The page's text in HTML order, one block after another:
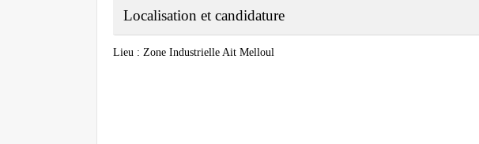
Localisation et candidature
Lieu : Zone Industrielle Ait Melloul